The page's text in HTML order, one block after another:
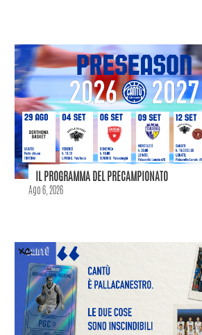
IL PROGRAMMA DEL PRECAMPIONATO
Ago 6, 2026